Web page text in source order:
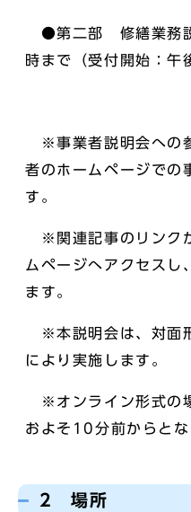
●第二部 修繕業務
時まで（受付開始：午
※事業者説明会への
者のホームページでの
す。
※関連記事のリンク
ムページへアクセスし
ます。
※本説明会は、対面
により実施します。
※オンライン形式の
およそ10分前からとな
2 場所